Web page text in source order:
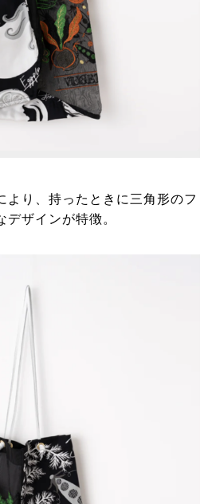
より、持ったときに三角形のフ
ザインが特徴。